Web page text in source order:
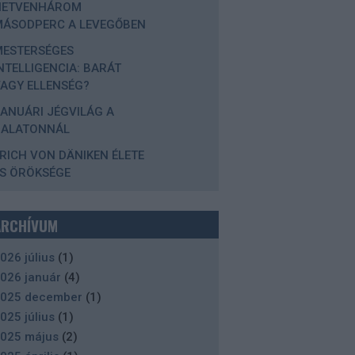
A LEVEGŐBEN
BARÁT
ELLENSÉG?
JÉGVILÁG A
VON DÄNIKEN ÉLETE
ÖRÖKSÉGE
július (1 )
január (4)
december (1 )
július (1 )
május (2)